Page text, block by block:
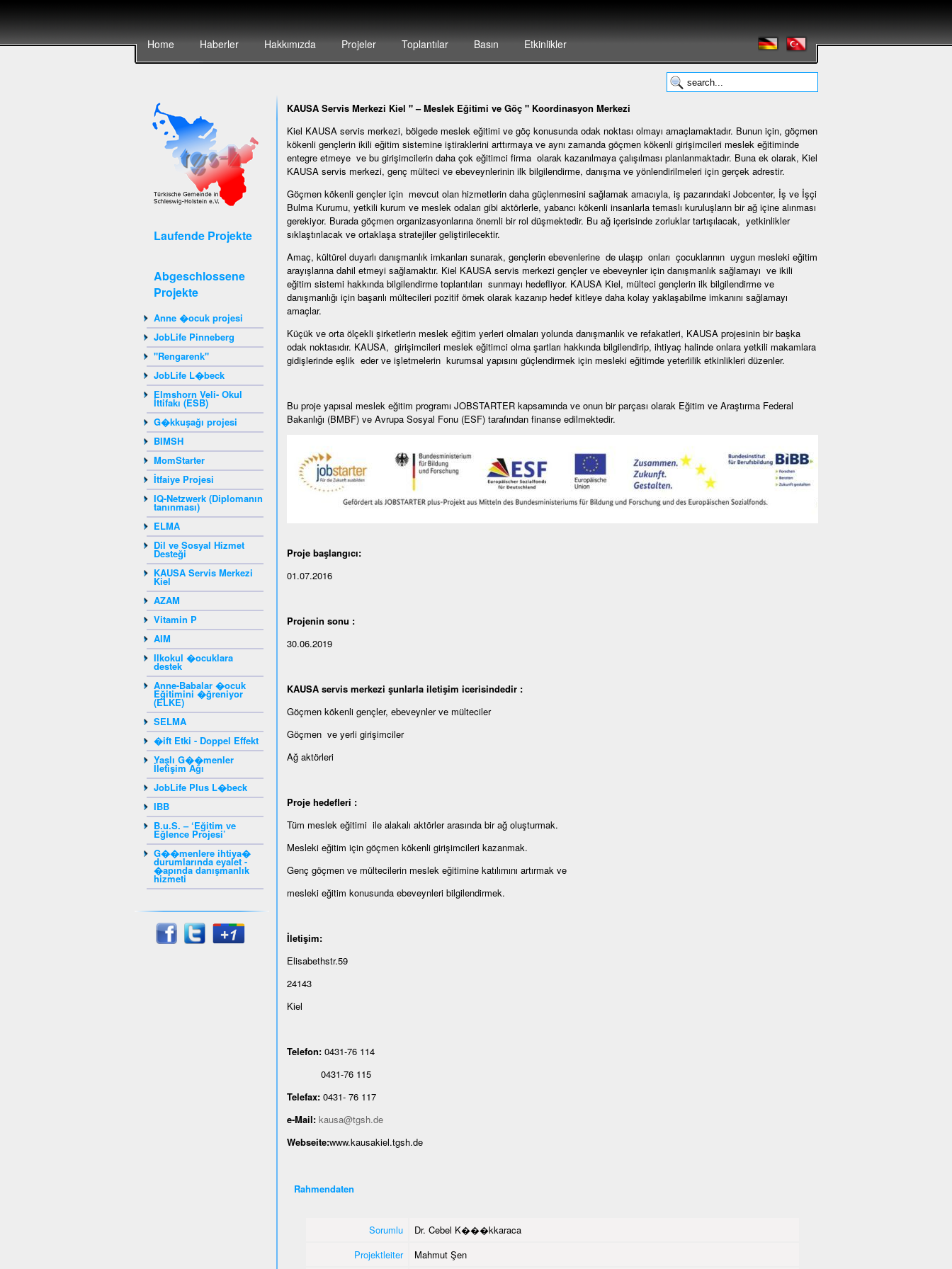
Home Haberler Hakkımızda Projeler Toplantılar Basın Etkinlikler
Laufende Projekte
Abgeschlossene
Projekte
Anne �ocuk projesi
JobLife Pinneberg
"Rengarenk"
JobLife L�beck
Elmshorn Veli- Okul
İttifakı (ESB)
G�kkuşağı projesi
BIMSH
MomStarter
İtfaiye Projesi
IQ-Netzwerk (Diplomanın
tanınması)
ELMA
Dil ve Sosyal Hizmet
Desteği
KAUSA Servis Merkezi
Kiel
AZAM
Vitamin P
AIM
Ilkokul �ocuklara
destek
Anne-Babalar �ocuk
Eğitimini �ğreniyor
(ELKE)
SELMA
�ift Etki - Doppel Effekt
Yaşlı G��menler
İletişim Ağı
JobLife Plus L�beck
IBB
B.u.S. – ‘Eğitim ve
Eğlence Projesi’
G��menlere ihtiya�
durumlarında eyalet -
�apında danışmanlık
hizmeti
KAUSA Servis Merkezi Kiel " – Meslek Eğitimi ve Göç " Koordinasyon Merkezi
Kiel KAUSA servis merkezi, bölgede meslek eğitimi ve göç konusunda odak noktası olmayı amaçlamaktadır. Bunun için, göçmen
kökenli gençlerin ikili eğitim sistemine iştiraklerini arttırmaya ve aynı zamanda göçmen kökenli girişimcileri meslek eğitiminde
entegre etmeye ve bu girişimcilerin daha çok eğitimci firma olarak kazanılmaya çalışılması planlanmaktadır. Buna ek olarak, Kiel
KAUSA servis merkezi, genç mülteci ve ebeveynlerinin ilk bilgilendirme, danışma ve yönlendirilmeleri için gerçek adrestir.
Göçmen kökenli gençler için mevcut olan hizmetlerin daha güçlenmesini sağlamak amacıyla, iş pazarındaki Jobcenter, İş ve İşçi
Bulma Kurumu, yetkili kurum ve meslek odaları gibi aktörlerle, yabancı kökenli insanlarla temaslı kuruluşların bir ağ içine alınması
gerekiyor. Burada göçmen organizasyonlarına önemli bir rol düşmektedir. Bu ağ içerisinde zorluklar tartışılacak, yetkinlikler
sıklaştırılacak ve ortaklaşa stratejiler geliştirilecektir.
Amaç, kültürel duyarlı danışmanlık imkanları sunarak, gençlerin ebevenlerine de ulaşıp onları çocuklarının uygun mesleki eğitim
arayışlarına dahil etmeyi sağlamaktır. Kiel KAUSA servis merkezi gençler ve ebeveynler için danışmanlık sağlamayı ve ikili
eğitim sistemi hakkında bilgilendirme toplantıları sunmayı hedefliyor. KAUSA Kiel, mülteci gençlerin ilk bilgilendirme ve
danışmanlığı için başarılı mültecileri pozitif örnek olarak kazanıp hedef kitleye daha kolay yaklaşabilme imkanını sağlamayı
amaçlar.
Küçük ve orta ölçekli şirketlerin meslek eğitim yerleri olmaları yolunda danışmanlık ve refakatleri, KAUSA projesinin bir başka
odak noktasıdır. KAUSA, girişimcileri meslek eğitimci olma şartları hakkında bilgilendirip, ihtiyaç halinde onlara yetkili makamlara
gidişlerinde eşlik eder ve işletmelerin kurumsal yapısını güçlendirmek için mesleki eğitimde yeterlilik etkinlikleri düzenler.
Bu proje yapısal meslek eğitim programı JOBSTARTER kapsamında ve onun bir parçası olarak Eğitim ve Araştırma Federal
Bakanlığı (BMBF) ve Avrupa Sosyal Fonu (ESF) tarafından finanse edilmektedir.
Proje başlangıcı:
01.07.2016
Projenin sonu :
30.06.2019
KAUSA servis merkezi şunlarla iletişim icerisindedir :
Göçmen kökenli gençler, ebeveynler ve mülteciler
Göçmen ve yerli girişimciler
Ağ aktörleri
Proje hedefleri :
Tüm meslek eğitimi ile alakalı aktörler arasında bir ağ oluşturmak.
Mesleki eğitim için göçmen kökenli girişimcileri kazanmak.
Genç göçmen ve mültecilerin meslek eğitimine katılımını artırmak ve
mesleki eğitim konusunda ebeveynleri bilgilendirmek.
İletişim:
Elisabethstr.59
24143
Kiel
Telefon:0431-76 114
0431-76 115
Telefax:0431- 76 117
e-Mail: kausa@tgsh.de
Webseite:www.kausakiel.tgsh.de
Rahmendaten
Sorumlu
Dr. Cebel K���kkaraca
Projektleiter
Mahmut Şen